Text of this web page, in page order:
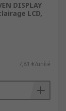
DISPLAY
LCD,
7,81 €/unité